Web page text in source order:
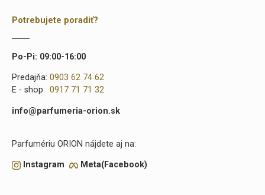
Potrebujete poradiť?
Po-Pi: 09:00-16:00
Predajňa: 0903 62 74 62
E - shop: 0917 71 71 32
info@parfumeria-orion.sk
Parfumériu ORION nájdete aj na:
Instagram Meta(Facebook)